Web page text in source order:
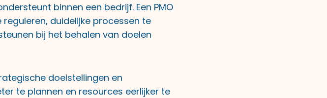
binnen een bedrijf. Een PMO
duidelijke processen te
bij het behalen van doelen
doelstellingen en
te plannen en resources eerlijker te